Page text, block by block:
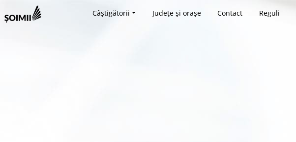
Câștigătorii Județe și orașe Contact Reguli